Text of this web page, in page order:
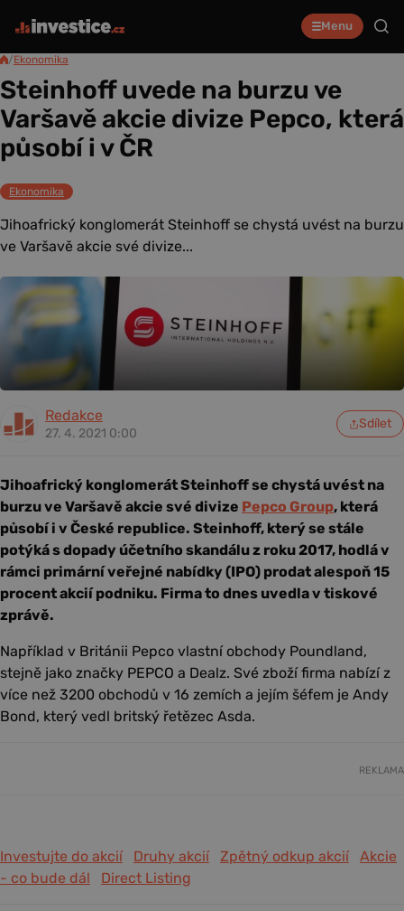
Menu
/Ekonomika
Steinhoff uvede na burzu ve
Varšavě akcie divize Pepco, která
působí i v ČR
Ekonomika
Jihoafrický konglomerát Steinhoff se chystá uvést na burzu
ve Varšavě akcie své divize...
Redakce
27. 4. 2021 0:00
Sdílet
Jihoafrický konglomerát Steinhoff se chystá uvést na
burzu ve Varšavě akcie své divize Pepco Group, která
působí i v České republice. Steinhoff, který se stále
potýká s dopady účetního skandálu z roku 2017, hodlá v
rámci primární veřejné nabídky (IPO) prodat alespoň 15
procent akcií podniku. Firma to dnes uvedla v tiskové
zprávě.
Například v Británii Pepco vlastní obchody Poundland,
stejně jako značky PEPCO a Dealz. Své zboží firma nabízí z
více než 3200 obchodů v 16 zemích a jejím šéfem je Andy
Bond, který vedl britský řetězec Asda.
REKLAMA
Investujte do akcií Druhy akcií Zpětný odkup akcií
Akcie
- co bude dál
Direct Listing